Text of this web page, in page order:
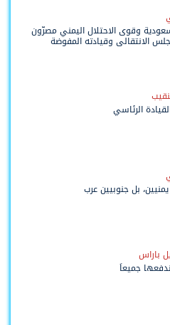
وقوى الاحتلال اليمني مصرّون
الانتقالي وقيادته المفوضة
الرئاسي
بل جنوبيين عرب
باراس
جميعاً